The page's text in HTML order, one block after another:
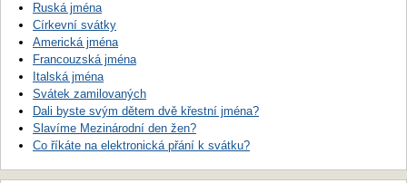
Ruská jména
Církevní svátky
Americká jména
Francouzská jména
Italská jména
Svátek zamilovaných
Dali byste svým dětem dvě křestní jména?
Slavíme Mezinárodní den žen?
Co říkáte na elektronická přání k svátku?